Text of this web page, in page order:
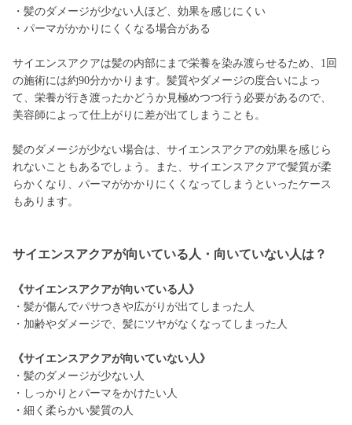
・髪のダメージが少ない人ほど、効果を感じにくい
・パーマがかかりにくくなる場合がある
サイエンスアクアは髪の内部にまで栄養を染み渡らせるため、1回
の施術には約90分かかります。髪質やダメージの度合いによっ
て、栄養が行き渡ったかどうか見極めつつ行う必要があるので、
美容師によって仕上がりに差が出てしまうことも。
髪のダメージが少ない場合は、サイエンスアクアの効果を感じら
れないこともあるでしょう。また、サイエンスアクアで髪質が柔
らかくなり、パーマがかかりにくくなってしまうといったケース
もあります。
サイエンスアクアが向いている人・向いていない人は？
《サイエンスアクアが向いている人》
・髪が傷んでパサつきや広がりが出てしまった人
・加齢やダメージで、髪にツヤがなくなってしまった人
《サイエンスアクアが向いていない人》
・髪のダメージが少ない人
・しっかりとパーマをかけたい人
・細く柔らかい髪質の人